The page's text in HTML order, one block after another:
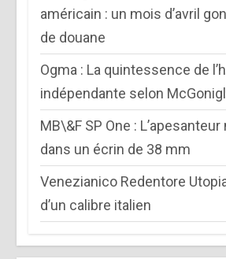
américain : un mois d’avril
de douane
Ogma : La quintessence de
indépendante selon
MB\&F SP One :
dans un écrin de 38 mm
Venezianico Redentore
d’un calibre italien